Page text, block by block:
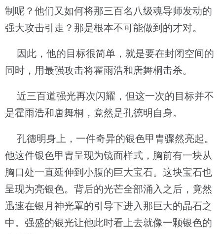
制呢？他们又如何将那三百名八级魂导师发动的
强大攻击引走？那是根本不可能做到的才对。
因此，他的目标很简单，就是要在封闭空间的
同时，用最强攻击将霍雨浩和唐舞桐击杀。
近三百道强光再次闪耀，但这一次的目标并不
是霍雨浩和唐舞桐，竟然是孔德明自身。
孔德明身上，一件奇异的银色甲胄骤然亮起。
他这件银色甲胄呈现为镜面样式，胸前有一块从
胸口处一直延伸到小腹的巨大宝石。这块宝石也
呈现为亮银色。背后的光芒全部涌入之后，竟然
迅速在银月神光罩的引导下进入那巨大的晶石之
中。强盛的银光让他此时看上去就像一颗银色的